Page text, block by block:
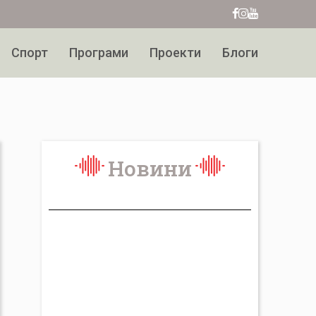
Facebook
Instagram
Спорт Програми Проекти Блоги
Новини